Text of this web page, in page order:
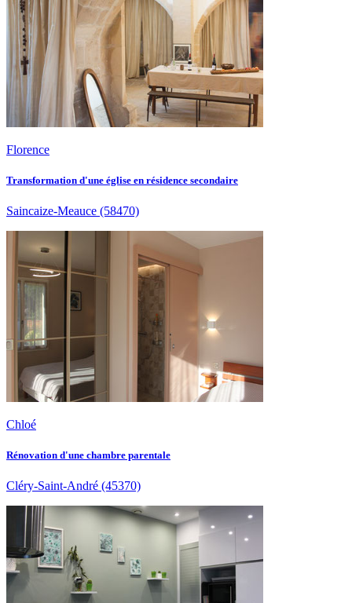
Florence
Transformation d'une église en résidence secondaire
Saincaize-Meauce (58470)
Chloé
Rénovation d'une chambre parentale
Cléry-Saint-André (45370)